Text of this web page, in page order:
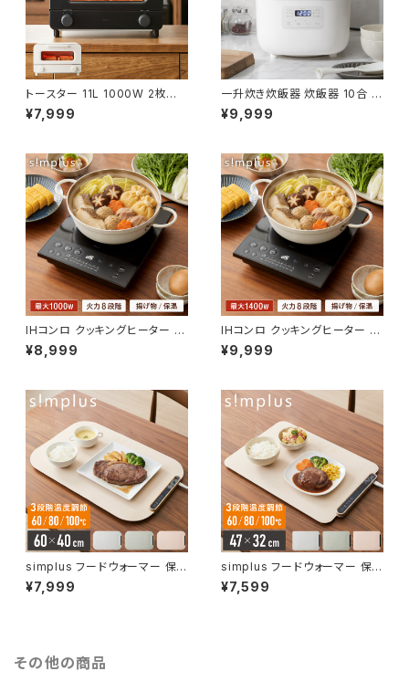
トースター 11L 1000W 2枚焼き
オーブントースター 100℃~23
0℃ タイマー付き 温度無段階調
lus シンプラス SP-TT02【送料
無料】
¥7,999
一升炊き炊飯器 炊飯器 10合 マ
イコン式 炊飯ジャー 白米 無洗
米 早炊き 玄米 お粥 雑穀米 ス
れ簡単 simplus シンプラス SP
-RCMC10【送料無料】
¥9,999
IHコンロ クッキングヒーター 10
00W 卓上IH調理器 1口 8段階
揚げ物 高火力 切り忘れ防止 保
simplus シンプラス SP-NIHC
01-BK【送料無料】
¥8,999
IHコンロ クッキングヒーター 14
00W 卓上IH調理器 1口 8段階
揚げ物 高火力 切り忘れ防止 保
simplus シンプラス SP-NIHC
02-BK【送料無料】
¥9,999
simplus フードウォーマー 保
温プレート プレート6枚用 ホッ
トプレート 食事マット シリコン
温機
¥7,999
simplus フードウォーマー 保
温プレート プレート4枚用 ホッ
トプレート 食事マット シリコン
¥7,599
その他の商品